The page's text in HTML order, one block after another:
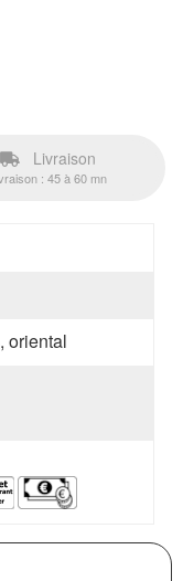
Livraison
: 45 à 60 mn
oriental